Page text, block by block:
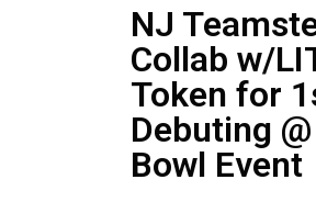
NJ
Collab w/
Token for
Debuting
Bowl Event